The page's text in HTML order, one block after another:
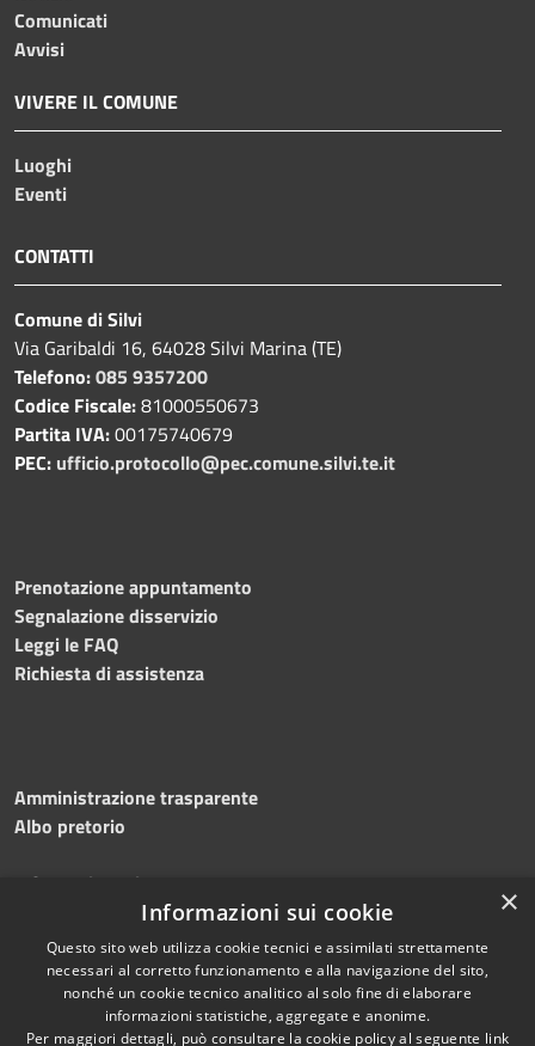
Comunicati
Avvisi
VIVERE IL COMUNE
Luoghi
Eventi
CONTATTI
Comune di Silvi
Via Garibaldi 16, 64028 Silvi Marina (TE)
Telefono:085 9357200
Codice Fiscale:81000550673
Partita IVA:00175740679
PEC: ufficio.protocollo@pec.comune.silvi.te.it
Prenotazione appuntamento
Segnalazione disservizio
Leggi le FAQ
Richiesta di assistenza
Amministrazione trasparente
Albo pretorio
Informativa privacy
Dichiarazione di accessibilità
×
Informazioni sui cookie
Questo sito web utilizza cookie tecnici e assimilati strettamente
necessari al corretto funzionamento e alla navigazione del sito,
nonché un cookie tecnico analitico al solo fine di elaborare
informazioni statistiche, aggregate e anonime.
Per maggiori dettagli, può consultare la cookie policy al seguente link